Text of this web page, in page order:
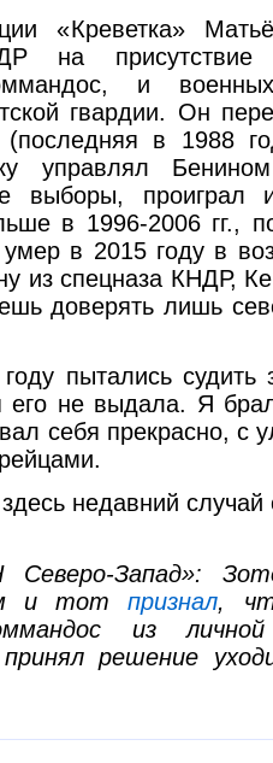
«Креветка»
на
и
гвардии. Он
(последняя в 1988
управлял
выборы, проиграл
в 1996-2006 гг.,
в 2015 году в
из спецназа КНДР,
доверять лишь
пытались судить
его не выдала. Я
себя прекрасно, с
недавний
Запад»:
и тотпризнал,
из
решение